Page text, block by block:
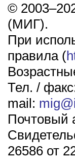
©
(МИГ).
При
правила (
Тел. /
mail:
Почтовый
26586 от